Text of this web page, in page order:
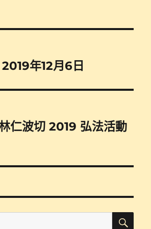
年12月6日
仁波切 2019 弘法活動
搜